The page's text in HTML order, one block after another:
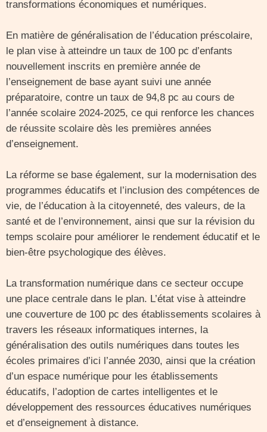
transformations économiques et numériques.
En matière de généralisation de l’éducation préscolaire,
le plan vise à atteindre un taux de 100 pc d’enfants
nouvellement inscrits en première année de
l’enseignement de base ayant suivi une année
préparatoire, contre un taux de 94,8 pc au cours de
l’année scolaire 2024-2025, ce qui renforce les chances
de réussite scolaire dès les premières années
d’enseignement.
La réforme se base également, sur la modernisation des
programmes éducatifs et l’inclusion des compétences de
vie, de l’éducation à la citoyenneté, des valeurs, de la
santé et de l’environnement, ainsi que sur la révision du
temps scolaire pour améliorer le rendement éducatif et le
bien-être psychologique des élèves.
La transformation numérique dans ce secteur occupe
une place centrale dans le plan. L’état vise à atteindre
une couverture de 100 pc des établissements scolaires à
travers les réseaux informatiques internes, la
généralisation des outils numériques dans toutes les
écoles primaires d’ici l’année 2030, ainsi que la création
d’un espace numérique pour les établissements
éducatifs, l’adoption de cartes intelligentes et le
développement des ressources éducatives numériques
et d’enseignement à distance.